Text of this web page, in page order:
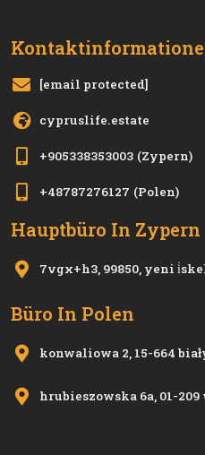
[email protected]
cypruslife.estate
+905338353003 (Zypern)
+48787276127 (Polen)
Hauptbüro In Zypern
7vgx+h3, 99850, yeni
Büro In Polen
konwaliowa 2, 15-664
hrubieszowska 6a, 01-